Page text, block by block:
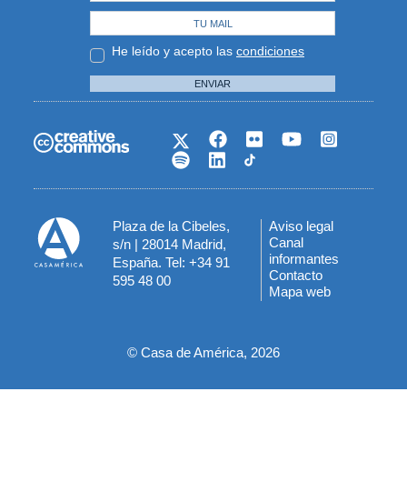
He leído y acepto las condiciones
ENVIAR
Plaza de la Cibeles,
s/n | 28014 Madrid,
España. Tel: +34 91
595 48 00
Menú
del
pie
Aviso legal
Canal
informantes
Contacto
Mapa web
© Casa de América, 2026